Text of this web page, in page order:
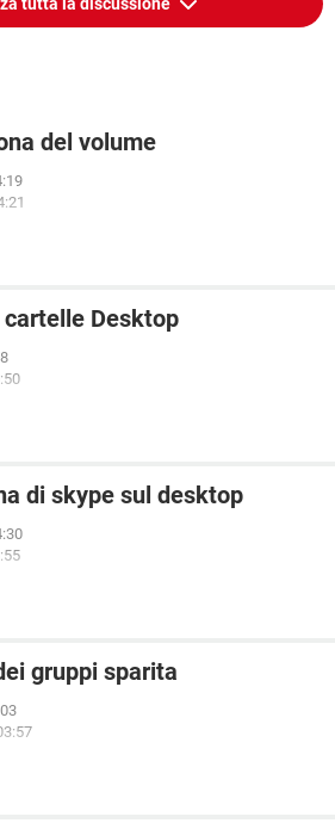
del volume
cartelle Desktop
di skype sul desktop
gruppi sparita